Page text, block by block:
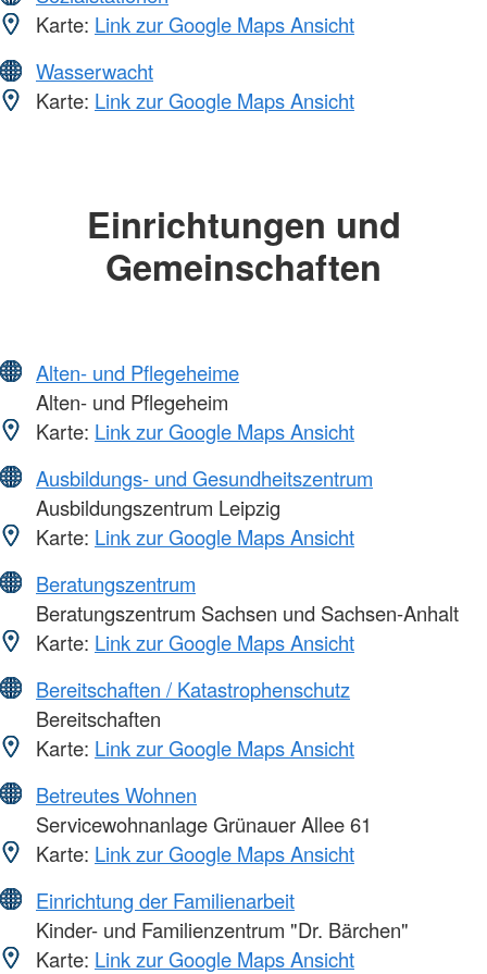
Karte: Link zur Google Maps Ansicht
Wasserwacht
Karte: Link zur Google Maps Ansicht
Einrichtungen und
Gemeinschaften
Alten- und Pflegeheime
Alten- und Pflegeheim
Karte: Link zur Google Maps Ansicht
Ausbildungs- und Gesundheitszentrum
Ausbildungszentrum Leipzig
Karte: Link zur Google Maps Ansicht
Beratungszentrum
Beratungszentrum Sachsen und Sachsen-Anhalt
Karte: Link zur Google Maps Ansicht
Bereitschaften / Katastrophenschutz
Bereitschaften
Karte: Link zur Google Maps Ansicht
Betreutes Wohnen
Servicewohnanlage Grünauer Allee 61
Karte: Link zur Google Maps Ansicht
Einrichtung der Familienarbeit
Kinder- und Familienzentrum "Dr. Bärchen"
Karte: Link zur Google Maps Ansicht